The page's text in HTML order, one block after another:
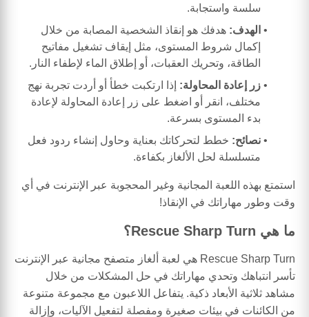
سلسة واستجابة.
الهدف: هدفك هو إنقاذ الشخصية المصابة من خلال
إكمال شروط المستوى، مثل إيقاف تشغيل مفاتيح
الطاقة، وتحريك العقبات، أو إطلاق الماء لإطفاء النار.
زر إعادة المحاولة: إذا ارتكبت خطأ أو أردت تجربة نهج
مختلف، انقر أو اضغط على زر إعادة المحاولة لإعادة
بدء المستوى بسرعة.
نصائح: خطط لتحركاتك بعناية وحاول إنشاء ردود فعل
متسلسلة لحل الألغاز بكفاءة.
استمتع بهذه اللعبة المجانية وغير المحجوبة عبر الإنترنت في أي
وقت وطور مهاراتك في الإنقاذ!
ما هي Rescue Sharp Turn؟
Rescue Sharp Turn هي لعبة ألغاز متصفح مجانية عبر الإنترنت
تأسر انتباهك وتحدي مهاراتك في حل المشكلات من خلال
مشاهد ثلاثية الأبعاد ذكية. يتفاعل اللاعبون مع مجموعة متنوعة
من الكائنات في بيئات صغيرة ومفصلة لتفعيل الآليات، وإزالة